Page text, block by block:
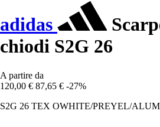
adidas
chiodi S2G 26
A partire da
120,00 € 87,65 € -27%
S2G 26 TEX OWHITE/PREYEL/